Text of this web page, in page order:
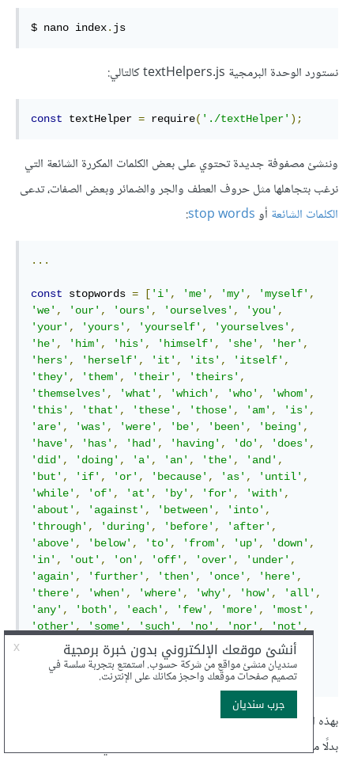
$ nano index. js
نستورد الوحدة البرمجية ‎textHelpers.js‎ كالتالي:
const textHelper = require( './textHelper' );
وننشئ مصفوفة جديدة تحتوي على بعض الكلمات المكررة الشائعة التي
نرغب بتجاهلها مثل حروف العطف والجر والضمائر وبعض الصفات، تدعى
الكلمات الشائعة أوstop words
:
...
const stopwords = [ 'i' , 'me' , 'my' , 'myself' ,
'we' , 'our' , 'ours' , 'ourselves' , 'you' ,
'your' , 'yours' , 'yourself' , 'yourselves' ,
'he' , 'him' , 'his' , 'himself' , 'she' , 'her' ,
'hers' , 'herself' , 'it' , 'its' , 'itself' ,
'they' , 'them' , 'their' , 'theirs' ,
'themselves' , 'what' , 'which' , 'who' , 'whom' ,
'this' , 'that' , 'these' , 'those' , 'am' , 'is' ,
'are' , 'was' , 'were' , 'be' , 'been' , 'being' ,
'have' , 'has' , 'had' , 'having' , 'do' , 'does' ,
'did' , 'doing' , 'a' , 'an' , 'the' , 'and' ,
'but' , 'if' , 'or' , 'because' , 'as' , 'until' ,
'while' , 'of' , 'at' , 'by' , 'for' , 'with' ,
'about' , 'against' , 'between' , 'into' ,
'through' , 'during' , 'before' , 'after' ,
'above' , 'below' , 'to' , 'from' , 'up' , 'down' ,
'in' , 'out' , 'on' , 'off' , 'over' , 'under' ,
'again' , 'further' , 'then' , 'once' , 'here' ,
'there' , 'when' , 'where' , 'why' , 'how' , 'all' ,
'any' , 'both' , 'each' , 'few' , 'more' , 'most' ,
'other' , 'some' , 'such' , 'no' , 'nor' , 'not' ,
'only', 'own' 'so' , 'than' 'too'
'very' , 's' 't', 'can' , 'will', 'just'
'don'
'should', 'now', ''];
بهذه الطريقة سنحصل على كلمات ذات معاني من ضمن النص الذي نعالجه
بدلًا من الحصول على كلمات مثل أدوات التعريف التي تتكرر كثيرًا مثل